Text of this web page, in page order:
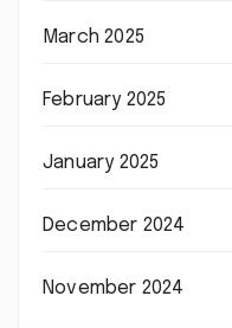
March 2025
February 2025
January 2025
December 2024
November 2024